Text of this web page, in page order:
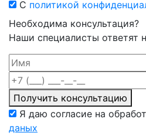
С политикой
Необходима консультация?
Наши специалисты ответят
Получить консультацию
Я даю согласие на
даных